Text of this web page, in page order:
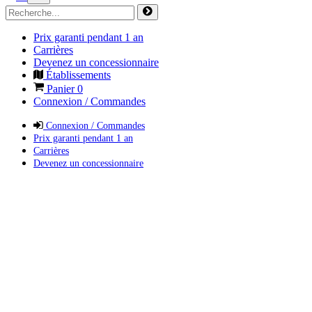
Prix garanti pendant 1 an
Carrières
Devenez un concessionnaire
Établissements
Panier0
Connexion / Commandes
Connexion / Commandes
Prix garanti pendant 1 an
Carrières
Devenez un concessionnaire